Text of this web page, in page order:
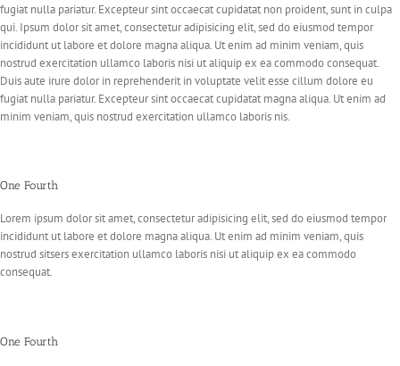
fugiat nulla pariatur. Excepteur sint occaecat cupidatat non proident, sunt in culpa
qui. Ipsum dolor sit amet, consectetur adipisicing elit, sed do eiusmod tempor
incididunt ut labore et dolore magna aliqua. Ut enim ad minim veniam, quis
nostrud exercitation ullamco laboris nisi ut aliquip ex ea commodo consequat.
Duis aute irure dolor in reprehenderit in voluptate velit esse cillum dolore eu
fugiat nulla pariatur. Excepteur sint occaecat cupidatat magna aliqua. Ut enim ad
minim veniam, quis nostrud exercitation ullamco laboris nis.
One Fourth
Lorem ipsum dolor sit amet, consectetur adipisicing elit, sed do eiusmod tempor
incididunt ut labore et dolore magna aliqua. Ut enim ad minim veniam, quis
nostrud sitsers exercitation ullamco laboris nisi ut aliquip ex ea commodo
consequat.
One Fourth